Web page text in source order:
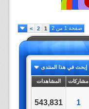
صفحة 1 من 2 1
2
>
إبحث في هذا المنتدى
مشاركات المشاهدات
1
543,831